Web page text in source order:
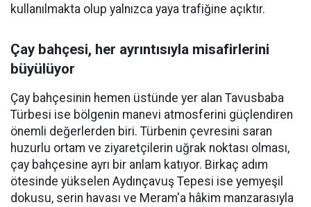
kullanılmakta olup yalnızca yaya trafiğine açıktır.
Çay bahçesi, her ayrıntısıyla misafirlerini
büyülüyor
Çay bahçesinin hemen üstünde yer alan Tavusbaba
Türbesi ise bölgenin manevi atmosferini güçlendiren
önemli değerlerden biri. Türbenin çevresini saran
huzurlu ortam ve ziyaretçilerin uğrak noktası olması,
çay bahçesine ayrı bir anlam katıyor. Birkaç adım
ötesinde yükselen Aydınçavuş Tepesi ise yemyeşil
dokusu, serin havası ve Meram'a hâkim manzarasıyla